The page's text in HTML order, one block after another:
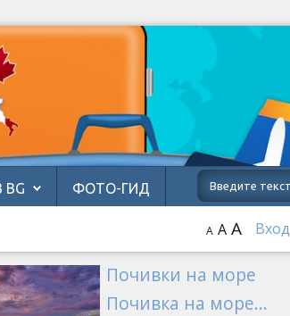
ФОТО-ГИД
Вход
A A A
Почивки на море
Почивка на море...